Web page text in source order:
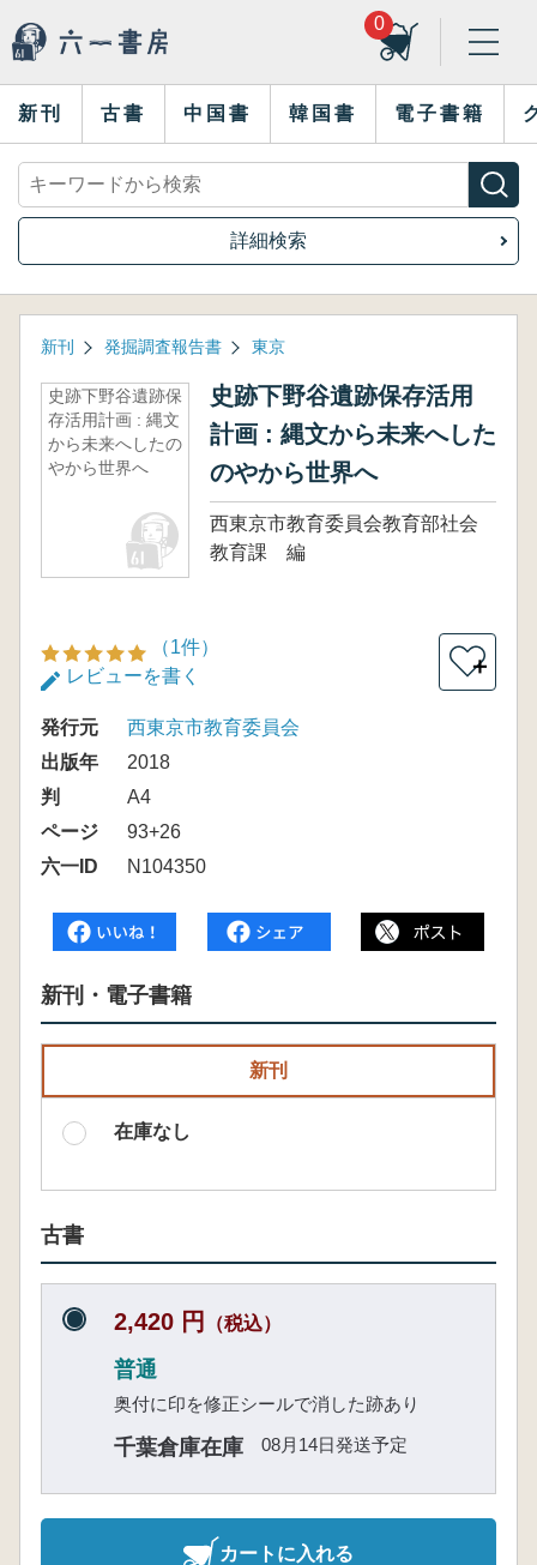
0
新刊 古書 中国書 韓国書 電子書籍
詳細検索
新刊 発掘調査報告書 東京
史跡下野谷遺跡保
存活用計画 : 縄文
から未来へしたの
やから世界へ
史跡下野谷遺跡保存活用
計画 : 縄文から未来へした
のやから世界へ
西東京市教育委員会教育部社会
教育課 編
（1件）
レビューを書く
＋
発行元
西東京市教育委員会
出版年
2018
判
A4
ページ
93+26
六一ID
N104350
新刊・電子書籍
新刊
在庫なし
古書
2,420 円 （税込）
普通
奥付に印を修正シールで消した跡あり
千葉倉庫在庫 08月14日発送予定
カートに入れる